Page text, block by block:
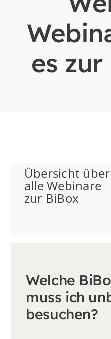
es zur
Übersicht über
alle Webinare
zur BiBox
Welche
muss ich
besuchen?